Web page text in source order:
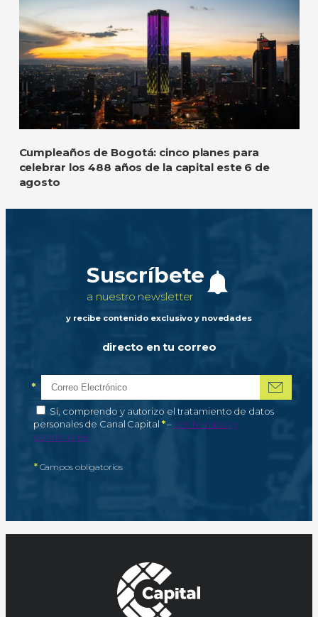
Cumpleaños de Bogotá: cinco planes para
celebrar los 488 años de la capital este 6 de
agosto
Suscríbete
a nuestro newsletter
y recibe contenido exclusivo y novedades
directo en tu correo
Correo electrónico
*Campo obligatorio
Autorización de tratamiento de datos personales
Sí, comprendo y autorizo el tratamiento de datos
personales de Canal Capital *–Campo obligatorio
Ver Términos y
condiciones
*Campos obligatorios